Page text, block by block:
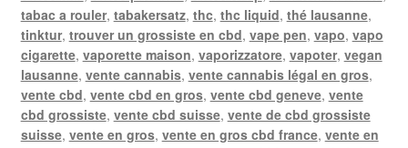
tabac a rouler, tabakersatz, thc, thc liquid, thé lausanne,
tinktur, trouver un grossiste en cbd, vape pen, vapo, vapo
cigarette, vaporette maison, vaporizzatore, vapoter, vegan
lausanne, vente cannabis, vente cannabis légal en gros,
vente cbd, vente cbd en gros, vente cbd geneve, vente
cbd grossiste, vente cbd suisse, vente de cbd grossiste
suisse, vente en gros, vente en gros cbd france, vente en